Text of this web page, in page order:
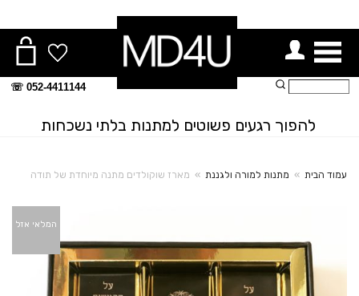
תפריט
052-4411144 ☏
להפוך רגעים פשוטים למתנות בלתי נשכחות
עמוד הבית » מתנות למורה ולגננת » מארז שוקולדים מתנה מיוחדת של תודה
המלאי אזל
+